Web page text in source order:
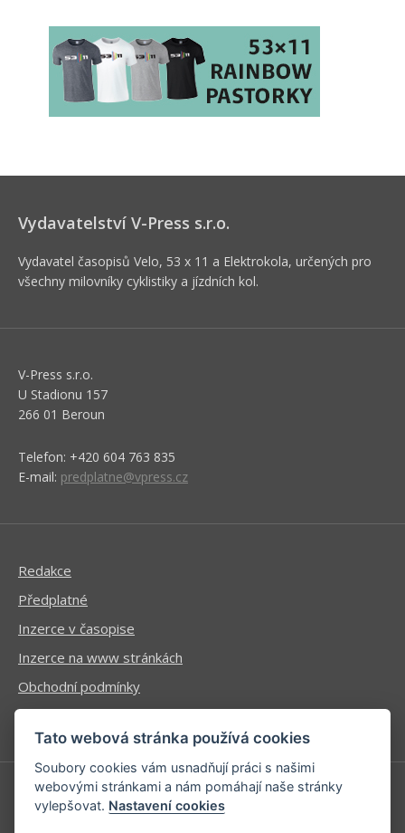
Vydavatelství V-Press s.r.o.
Vydavatel časopisů Velo, 53 x 11 a Elektrokola, určených pro
všechny milovníky cyklistiky a jízdních kol.
V-Press s.r.o.
U Stadionu 157
266 01 Beroun
Telefon: +420 604 763 835
E-mail: predplatne@vpress.cz
Redakce
Předplatné
Inzerce v časopise
Inzerce na www stránkách
Obchodní podmínky
Ochrana osobních údajů
Příhlášení | Registrace
Tato webová stránka používá cookies
Soubory cookies vám usnadňují práci s našimi
webovými stránkami a nám pomáhají naše stránky
vylepšovat. Nastavení cookies